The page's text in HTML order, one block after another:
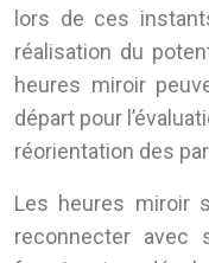
lors de ces
réalisation du
heures miroir
départ pour
réorientation des
Les heures miroir
reconnecter avec